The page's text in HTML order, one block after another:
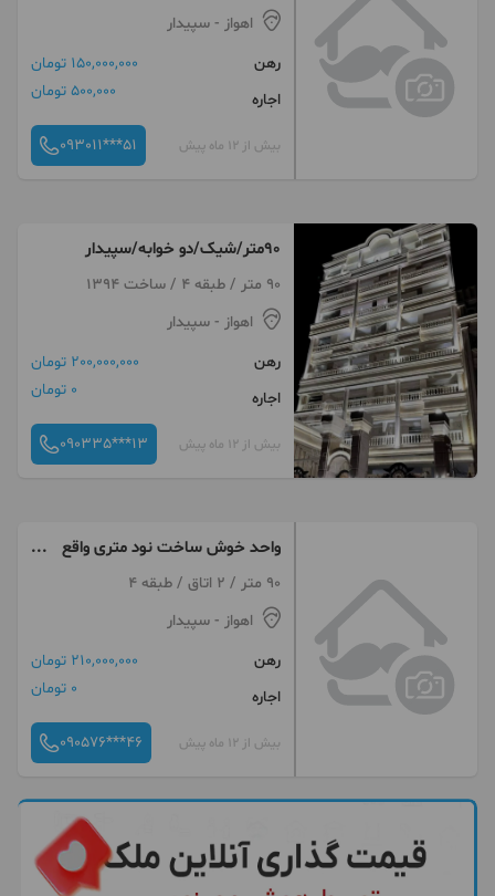
اهواز - سپیدار
رهن
150,000,000 تومان
اجاره
500,000 تومان
بیش از 12 ماه پیش 093011***51
90متر/شیک/دو خوابه/سپیدار
90 متر / طبقه 4 / ساخت 1394
اهواز - سپیدار
رهن
200,000,000 تومان
اجاره
0 تومان
بیش از 12 ماه پیش 090335***13
واحد خوش ساخت نود متری واقع
در سپیدار
90 متر / 2 اتاق / طبقه 4
اهواز - سپیدار
رهن
210,000,000 تومان
اجاره
0 تومان
بیش از 12 ماه پیش 090576***46